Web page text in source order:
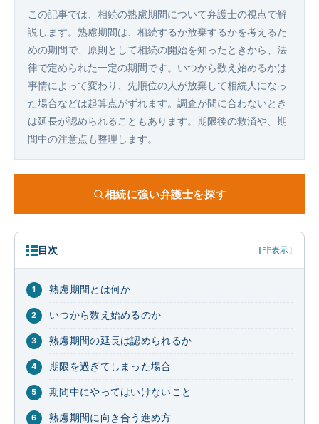
この記事では、相続の熟慮期間について弁護士の視点で解
説します。熟慮期間は、相続するか放棄するかを考えるた
めの期間で、原則として相続の開始を知ったときから、法
律で定められた一定の期間です。いつから数え始めるかは
事情によって変わり、先順位の人が放棄して相続人になっ
た場合などは起算点がずれます。調査が間に合わないとき
は延長が認められることもあります。期限後の救済や、期
間中の注意点も整理します。
相続に強い弁護士を探す
目次 [非表示]
熟慮期間とは何か
いつから数え始めるのか
熟慮期間の延長は認められるか
期限を過ぎてしまった場合
期間中にやってはいけないこと
熟慮期間に向き合う進め方